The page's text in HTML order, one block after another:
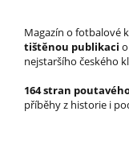
Magazín o fotbalové
tištěnou publikaci
nejstaršího českého
164 stran
příběhy z historie i